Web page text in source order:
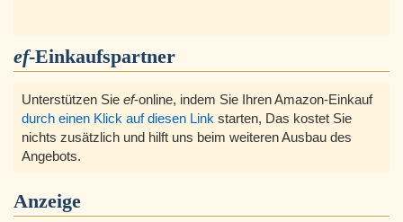
ef-Einkaufspartner
Unterstützen Sie ef-online, indem Sie Ihren Amazon-Einkauf
durch einen Klick auf diesen Link starten, Das kostet Sie
nichts zusätzlich und hilft uns beim weiteren Ausbau des
Angebots.
Anzeige